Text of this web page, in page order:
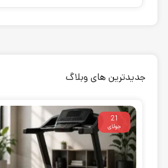
جدیدترین های وبلاگ
21
جولای